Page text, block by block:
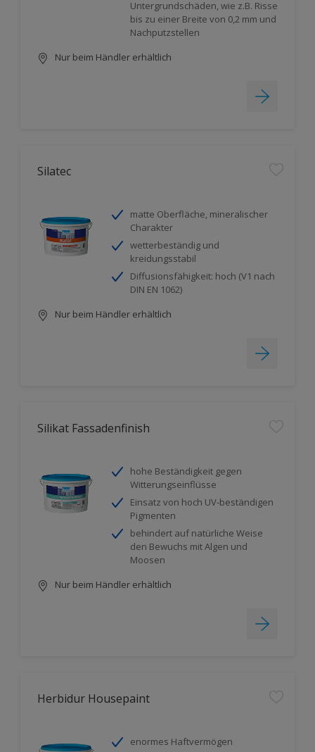
Untergrundschäden, wie z.B. Risse
bis zu einer Breite von 0,2 mm und
Nachputzstellen
Nur beim Händler erhältlich
Silatec
matte Oberfläche, mineralischer
Charakter
wetterbeständig und
kreidungsstabil
Diffusionsfähigkeit: hoch (V1 nach
DIN EN 1062)
Nur beim Händler erhältlich
Silikat Fassadenfinish
hohe Beständigkeit gegen
Witterungseinflüsse
Einsatz von hoch UV-beständigen
Pigmenten
behindert auf natürliche Weise
den Bewuchs mit Algen und
Moosen
Nur beim Händler erhältlich
Herbidur Housepaint
enormes Haftvermögen